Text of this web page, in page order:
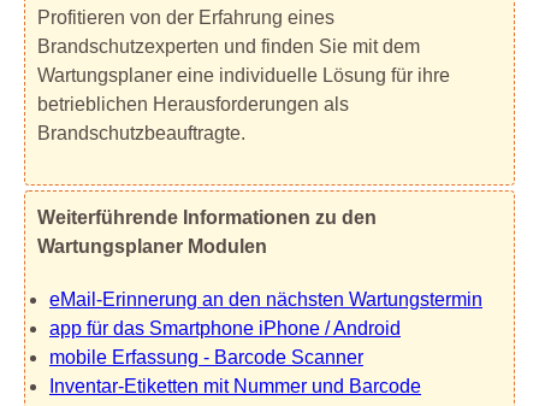
Profitieren von der Erfahrung eines
Brandschutzexperten und finden Sie mit dem
Wartungsplaner eine individuelle Lösung für ihre
betrieblichen Herausforderungen als
Brandschutzbeauftragte.
Weiterführende Informationen zu den
Wartungsplaner Modulen
eMail-Erinnerung an den nächsten Wartungstermin
app für das Smartphone iPhone / Android
mobile Erfassung - Barcode Scanner
Inventar-Etiketten mit Nummer und Barcode